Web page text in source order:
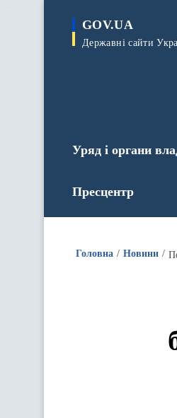
GOV.UA
Державні сайти
Уряд і органи
Пресцентр
Головна Новини